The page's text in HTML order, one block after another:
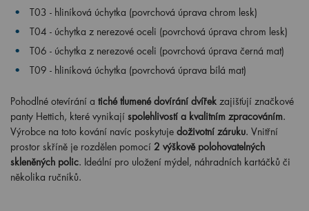
T03 - hliníková úchytka (povrchová úprava chrom lesk)
T04 - úchytka z nerezové oceli (povrchová úprava chrom lesk)
T06 - úchytka z nerezové oceli (povrchová úprava černá mat)
T09 - hliníková úchytka (povrchová úprava bílá mat)
Pohodlné otevírání a tiché tlumené dovírání dvířek zajišťují značkové
panty Hettich, které vynikají spolehlivostí a kvalitním zpracováním.
Výrobce na toto kování navíc poskytuje doživotní záruku. Vnitřní
prostor skříně je rozdělen pomocí 2 výškově polohovatelných
skleněných polic. Ideální pro uložení mýdel, náhradních kartáčků či
několika ručníků.